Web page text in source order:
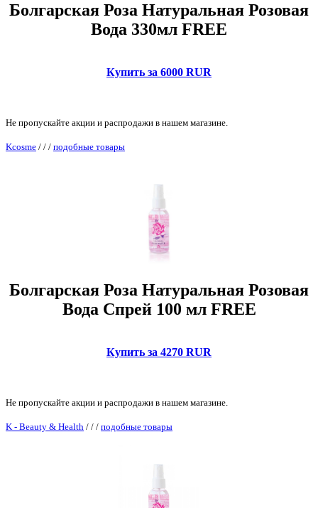
Болгарская Роза Натуральная Розовая
Вода 330мл FREE
Купить за 6000 RUR
Не пропускайте акции и распродажи в нашем магазине.
Kcosme / / / подобные товары
Болгарская Роза Натуральная Розовая
Вода Спрей 100 мл FREE
Купить за 4270 RUR
Не пропускайте акции и распродажи в нашем магазине.
K - Beauty & Health / / / подобные товары